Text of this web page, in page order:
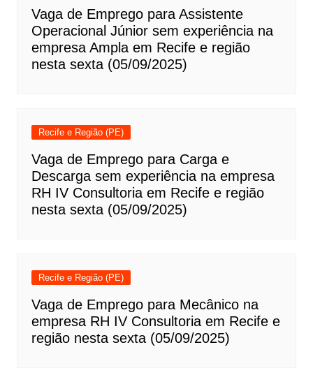
Vaga de Emprego para Assistente
Operacional Júnior sem experiência na
empresa Ampla em Recife e região
nesta sexta (05/09/2025)
Recife e Região (PE)
Vaga de Emprego para Carga e
Descarga sem experiência na empresa
RH IV Consultoria em Recife e região
nesta sexta (05/09/2025)
Recife e Região (PE)
Vaga de Emprego para Mecânico na
empresa RH IV Consultoria em Recife e
região nesta sexta (05/09/2025)